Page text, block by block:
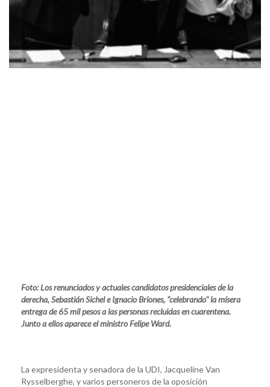
Foto: Los renunciados y actuales candidatos presidenciales de la
derecha, Sebastián Sichel e Ignacio Briones, "celebrando" la mísera
entrega de 65 mil pesos a las personas recluidas en cuarentena.
Junto a ellos aparece el ministro Felipe Ward.
La expresidenta y senadora de la UDI, Jacqueline Van
Rysselberghe, y varios personeros de la oposición